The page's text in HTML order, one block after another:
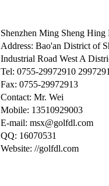
Shenzhen Ming Sheng
Address: Bao'an District of
Industrial Road West A
Tel: 0755-29972910
Fax: 0755-29972913
Contact: Mr. Wei
Mobile: 13510929003
E-mail: msx@golfdl.com
QQ: 16070531
Website: //golfdl.com